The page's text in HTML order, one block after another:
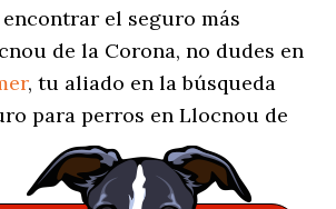
el seguro más
de la Corona, no dudes en
, tu aliado en la búsqueda
para perros en Llocnou de